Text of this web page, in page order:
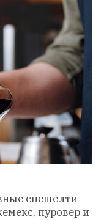
спешелти-
пуровер и